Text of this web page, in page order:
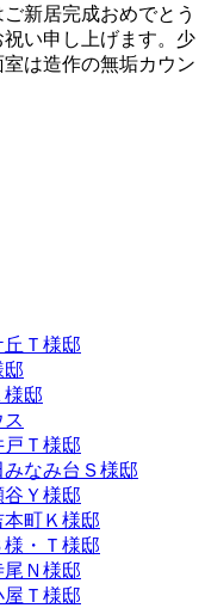
新居完成おめでとう
い申し上げます。少
は造作の無垢カウン
丘Ｔ様邸
邸
様邸
ス
戸Ｔ様邸
みなみ台Ｓ様邸
谷Ｙ様邸
本町Ｋ様邸
様・Ｔ様邸
尾Ｎ様邸
屋Ｔ様邸